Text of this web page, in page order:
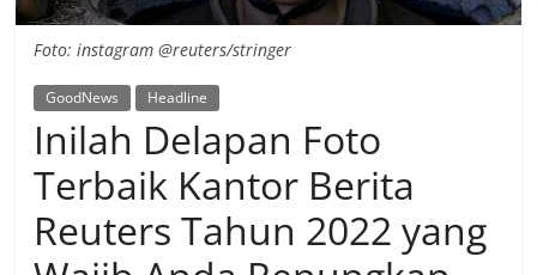
Foto: instagram @reuters/stringer
GoodNews Headline
Inilah Delapan Foto
Terbaik Kantor Berita
Reuters Tahun 2022 yang